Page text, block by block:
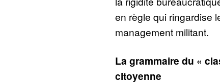
en règle qui ringardise
management militant.
La grammaire du «
citoyenne